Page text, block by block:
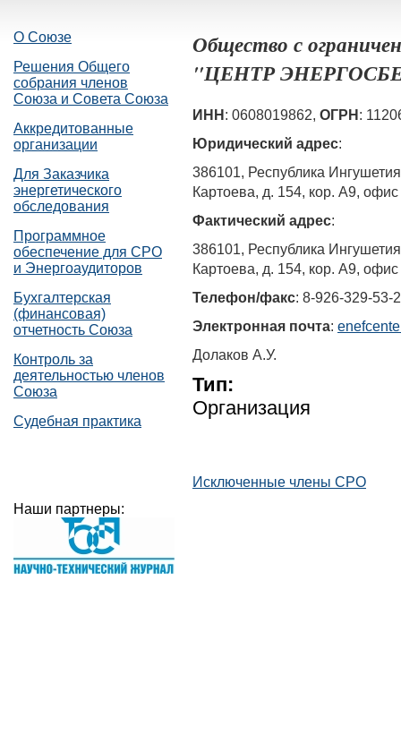
О Союзе
Решения Общего
собрания членов
Союза и Совета Союза
Аккредитованные
организации
Для Заказчика
энергетического
обследования
Программное
обеспечение для СРО
и Энергоаудиторов
Бухгалтерская
(финансовая)
отчетность Союза
Контроль за
деятельностью членов
Союза
Судебная практика
Наши партнеры:
Общество с
"ЦЕНТР
ИНН: 0608019862, ОГРН:
Юридический адрес:
386101, Республика
Картоева, д. 154, кор. А9, офис
Фактический адрес:
386101, Республика
Картоева, д. 154, кор. А9, офис
Телефон/факс: 8-926-329-53-
Электронная почта:
Долаков А.У.
Тип:
Организация
Исключенные члены СРО